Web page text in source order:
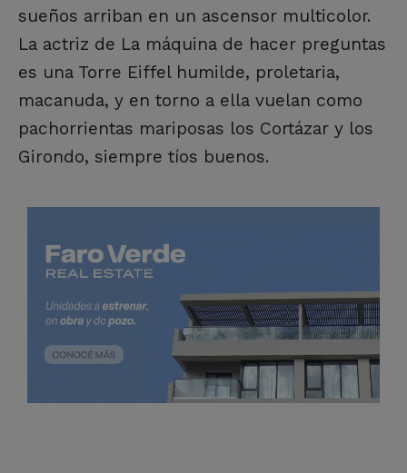
sueños arriban en un ascensor multicolor.
La actriz de La máquina de hacer preguntas
es una Torre Eiffel humilde, proletaria,
macanuda, y en torno a ella vuelan como
pachorrientas mariposas los Cortázar y los
Girondo, siempre tíos buenos.